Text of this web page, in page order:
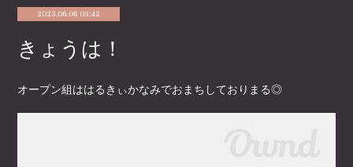
2023.06.06 05:42
きょうは！
オープン組ははるきぃかなみでおまちしておりまる◎